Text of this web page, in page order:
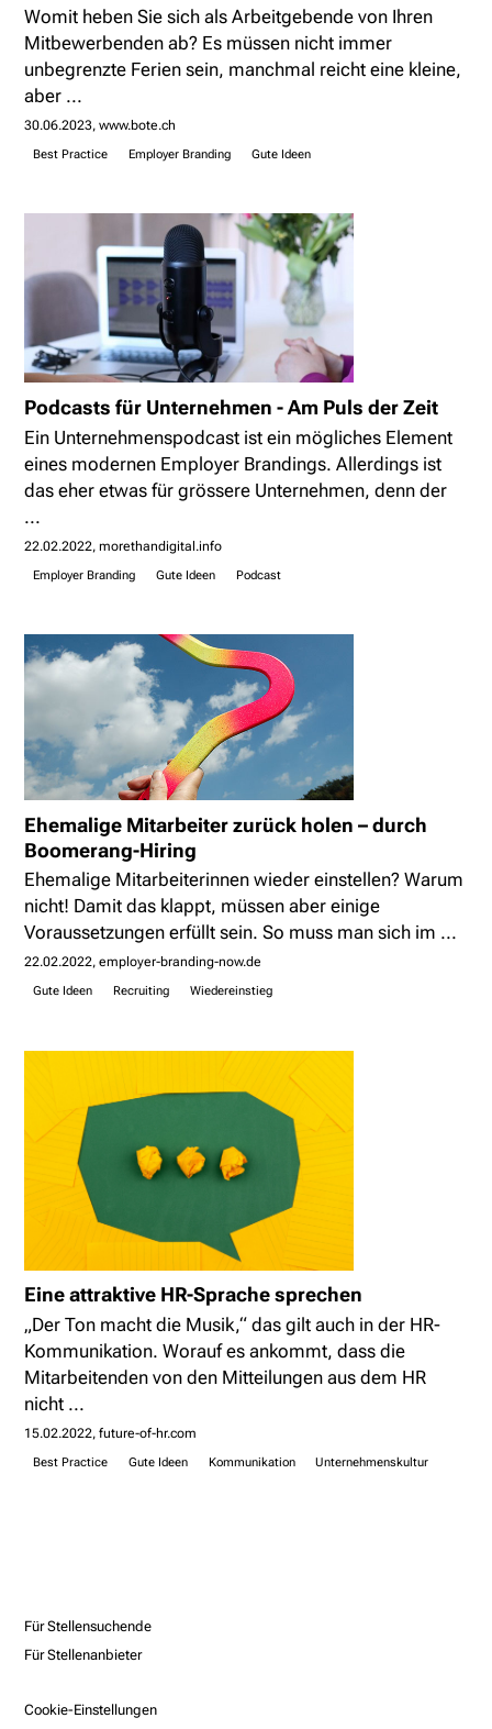
Womit heben Sie sich als Arbeitgebende von Ihren
Mitbewerbenden ab? Es müssen nicht immer
unbegrenzte Ferien sein, manchmal reicht eine kleine,
aber ...
30.06.2023 www.bote.ch
Best Practice Employer Branding Gute Ideen
Podcasts für Unternehmen - Am Puls der Zeit
Ein Unternehmenspodcast ist ein mögliches Element
eines modernen Employer Brandings. Allerdings ist
das eher etwas für grössere Unternehmen, denn der
...
22.02.2022 morethandigital.info
Employer Branding Gute Ideen Podcast
Ehemalige Mitarbeiter zurück holen – durch
Boomerang-Hiring
Ehemalige Mitarbeiterinnen wieder einstellen? Warum
nicht! Damit das klappt, müssen aber einige
Voraussetzungen erfüllt sein. So muss man sich im ...
22.02.2022 employer-branding-now.de
Gute Ideen Recruiting Wiedereinstieg
Eine attraktive HR-Sprache sprechen
„Der Ton macht die Musik,“ das gilt auch in der HR-
Kommunikation. Worauf es ankommt, dass die
Mitarbeitenden von den Mitteilungen aus dem HR
nicht ...
15.02.2022 future-of-hr.com
Best Practice Gute Ideen Kommunikation Unternehmenskultur
Für Stellensuchende
Für Stellenanbieter
Cookie-Einstellungen